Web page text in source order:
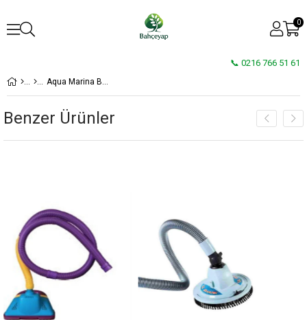
0
📞 0216 766 51 61
Aqua Marina Bluedrive x Deniz Scooter
Benzer Ürünler